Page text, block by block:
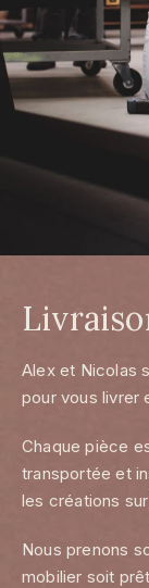
Alex et Nicolas
pour vous livrer
Chaque pièce
transportée et
les créations
Nous prenons
mobilier soit